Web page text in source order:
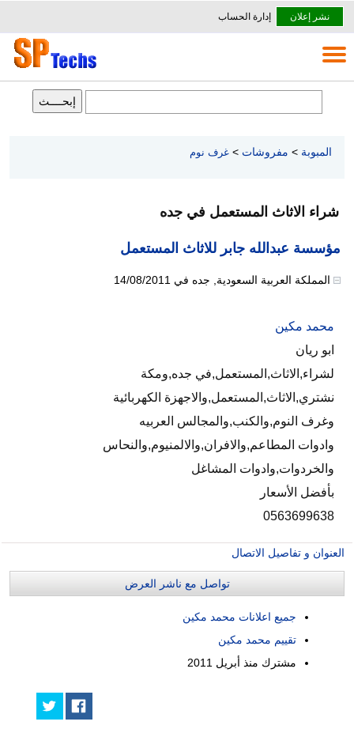
نشر إعلان إدارة الحساب
المبوبة > مفروشات > غرف نوم
شراء الاثاث المستعمل في جده
مؤسسة عبدالله جابر للاثاث المستعمل
المملكة العربية السعودية جده في 14/08/2011
محمد مكين
ابو ريان
لشراء,الاثاث,المستعمل,في جده,ومكة
نشتري,الاثاث,المستعمل,والاجهزة الكهربائية
وغرف النوم,والكنب,والمجالس العربيه
وادوات المطاعم,والافران,والالمنيوم,والنحاس
والخردوات,وادوات المشاغل
بأفضل الأسعار
0563699638
العنوان و تفاصيل الاتصال
تواصل مع ناشر العرض
جميع اعلانات محمد مكين
تقييم محمد مكين
مشترك منذ أبريل 2011